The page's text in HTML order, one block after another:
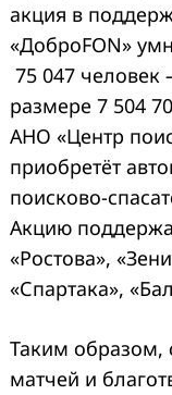
акция в
«ДоброFON»
75 047 человек
размере 7 504
АНО «Центр
приобретёт
поисково-
Акцию
«Ростова»,
«Спартака»,
Таким
матчей и